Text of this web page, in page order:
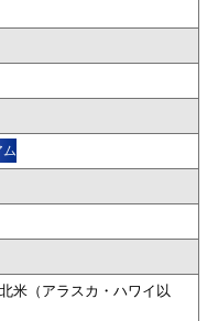
ム
米（アラスカ・ハワイ以